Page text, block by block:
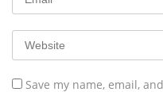
Save my name, email,